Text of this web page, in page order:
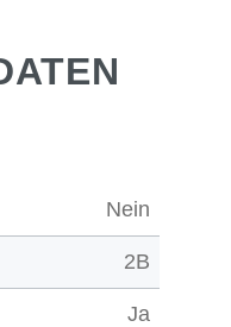
Nein
2B
Ja